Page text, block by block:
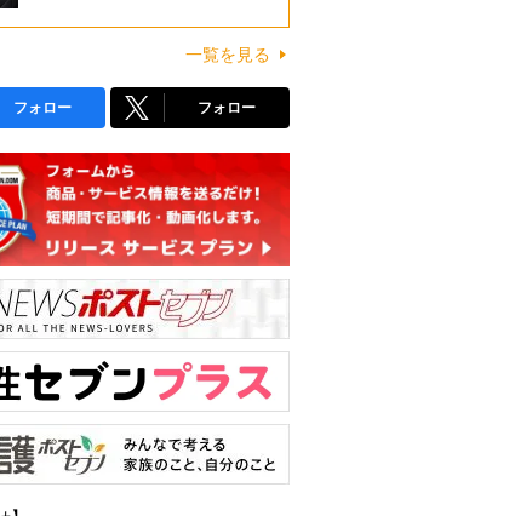
一覧を見る
フォロー フォロー